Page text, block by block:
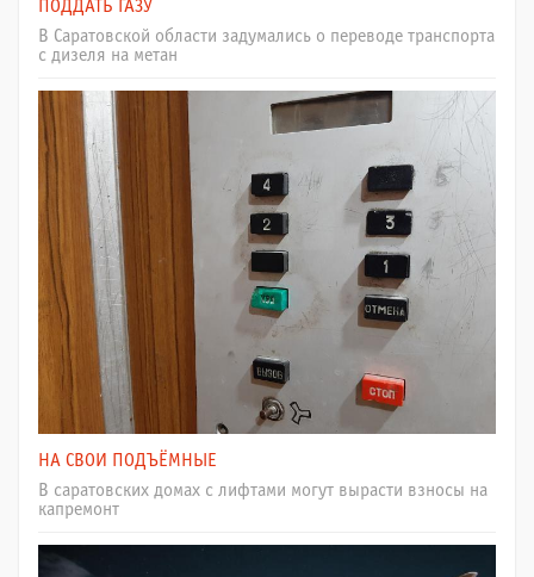
ПОДДАТЬ ГАЗУ
В Саратовской области задумались о переводе транспорта
с дизеля на метан
НА СВОИ ПОДЪЁМНЫЕ
В саратовских домах с лифтами могут вырасти взносы на
капремонт